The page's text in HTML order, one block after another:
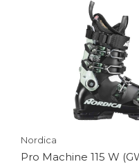
Nordica
Pro Machine 115 W